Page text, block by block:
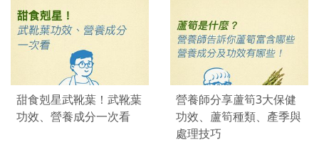
甜食剋星武靴葉！武靴葉
功效、營養成分一次看
營養師分享蘆筍3大保健
功效、蘆筍種類、產季與
處理技巧